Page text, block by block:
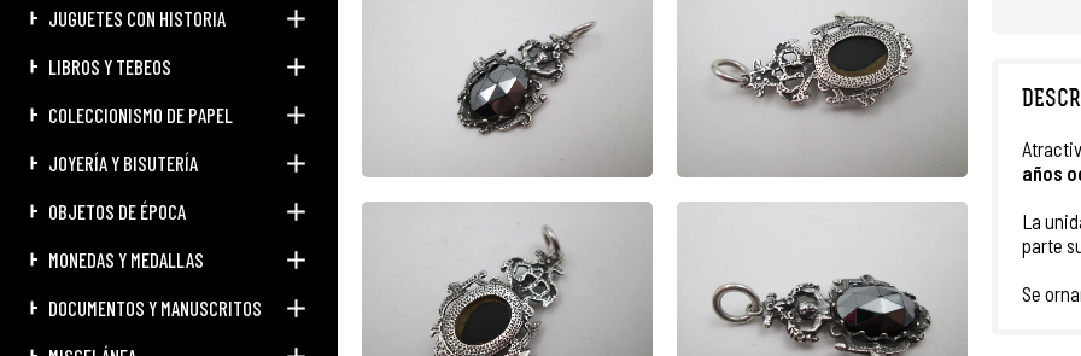
JUGUETES CON HISTORIA
LIBROS Y TEBEOS
COLECCIONISMO DE PAPEL
JOYERÍA Y BISUTERÍA
OBJETOS DE ÉPOCA
MONEDAS Y MEDALLAS
DOCUMENTOS Y MANUSCRITOS
años
La
parte
Se